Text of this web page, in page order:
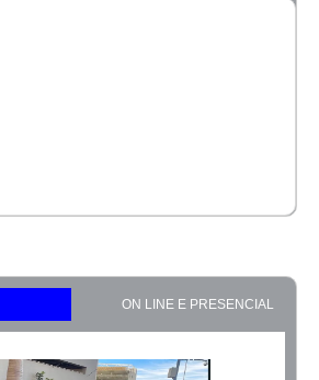
ON LINE E PRESENCIAL